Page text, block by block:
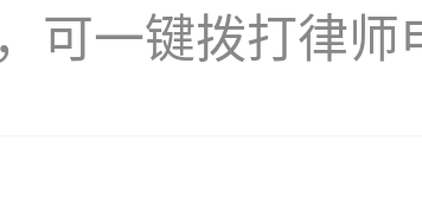
可一键拨打律师